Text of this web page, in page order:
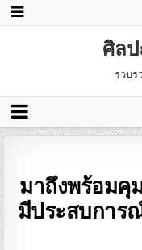
ศิล
รวบร
มาถึงพร้อมคุ
มีประสบการ